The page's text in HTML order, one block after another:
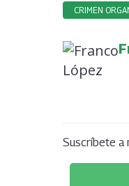
CRIMEN
Suscríbete a